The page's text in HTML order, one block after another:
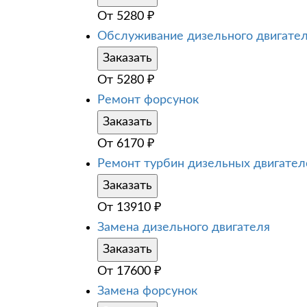
От 5280 ₽
Обслуживание дизельного
Заказать
От 5280 ₽
Ремонт форсунок
Заказать
От 6170 ₽
Ремонт турбин дизельных
Заказать
От 13910 ₽
Замена дизельного двигателя
Заказать
От 17600 ₽
Замена форсунок